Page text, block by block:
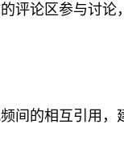
评论区参与讨论
间的相互引用